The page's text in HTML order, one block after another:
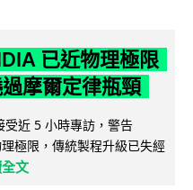
已近物理極限
摩爾定律瓶頸
近 5 小時專訪，警告
極限，傳統製程升級已失經
文